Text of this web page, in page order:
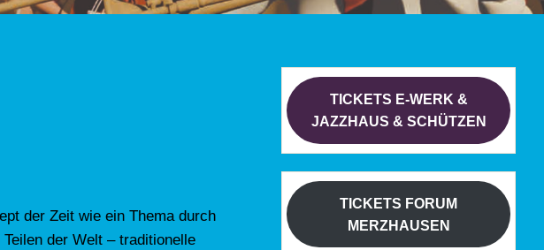
der Zeit wie ein Thema durch
der Welt – traditionelle
TICKETS E-WERK &
JAZZHAUS & SCHÜTZEN
TICKETS FORUM
MERZHAUSEN